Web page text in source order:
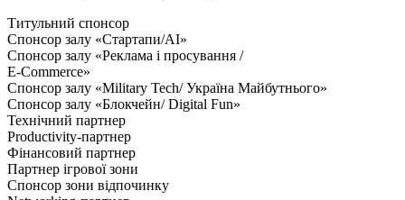
Титульний спонсор
Спонсор залу «Стартапи/AI»
Спонсор залу «Реклама і просування /
E-Commerce»
Спонсор залу «Military Tech/ Україна Майбутнього»
Спонсор залу «Блокчейн/ Digital Fun»
Технічний партнер
Productivity-партнер
Фінансовий партнер
Партнер ігрової зони
Спонсор зони відпочинку